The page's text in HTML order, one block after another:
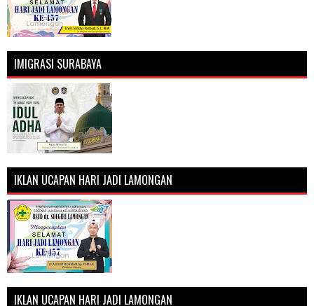
IMIGRASI SURABAYA
IKLAN UCAPAN HARI JADI LAMONGAN
IKLAN UCAPAN HARI JADI LAMONGAN